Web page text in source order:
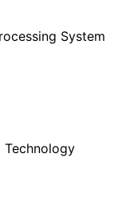
System
Technology